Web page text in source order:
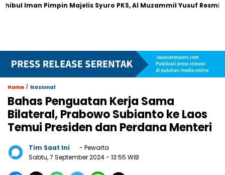
Pimpin Majelis Syuro PKS, Al Muzammil Yusuf Resmi
Home / Nasional
Bahas Penguatan Kerja Sama
Bilateral, Prabowo Subianto ke Laos
Temui Presiden dan Perdana Menteri
Tim Saat Ini
- Pewarta
Sabtu, 7 September 2024- 13:55 WIB